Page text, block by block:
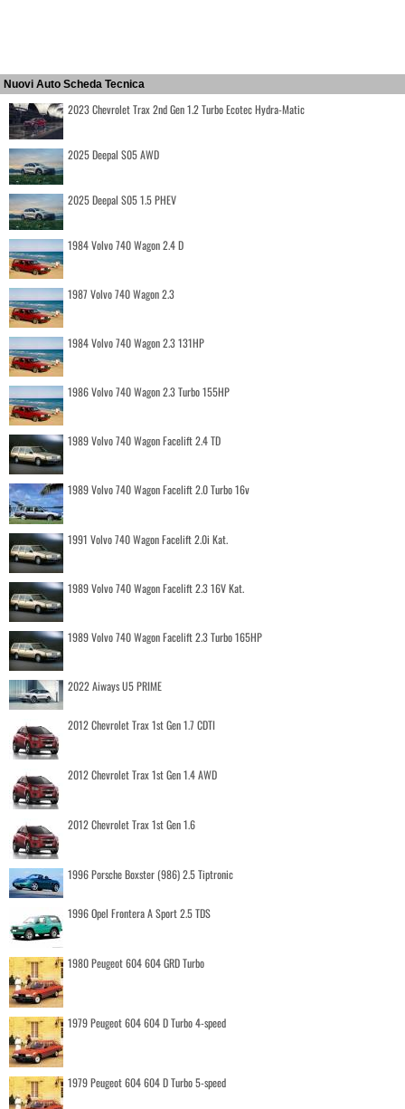
Nuovi Auto Scheda Tecnica
2023 Chevrolet Trax 2nd Gen 1.2 Turbo Ecotec Hydra-Matic
2025 Deepal S05 AWD
2025 Deepal S05 1.5 PHEV
1984 Volvo 740 Wagon 2.4 D
1987 Volvo 740 Wagon 2.3
1984 Volvo 740 Wagon 2.3 131HP
1986 Volvo 740 Wagon 2.3 Turbo 155HP
1989 Volvo 740 Wagon Facelift 2.4 TD
1989 Volvo 740 Wagon Facelift 2.0 Turbo 16v
1991 Volvo 740 Wagon Facelift 2.0i Kat.
1989 Volvo 740 Wagon Facelift 2.3 16V Kat.
1989 Volvo 740 Wagon Facelift 2.3 Turbo 165HP
2022 Aiways U5 PRIME
2012 Chevrolet Trax 1st Gen 1.7 CDTI
2012 Chevrolet Trax 1st Gen 1.4 AWD
2012 Chevrolet Trax 1st Gen 1.6
1996 Porsche Boxster (986) 2.5 Tiptronic
1996 Opel Frontera A Sport 2.5 TDS
1980 Peugeot 604 604 GRD Turbo
1979 Peugeot 604 604 D Turbo 4-speed
1979 Peugeot 604 604 D Turbo 5-speed